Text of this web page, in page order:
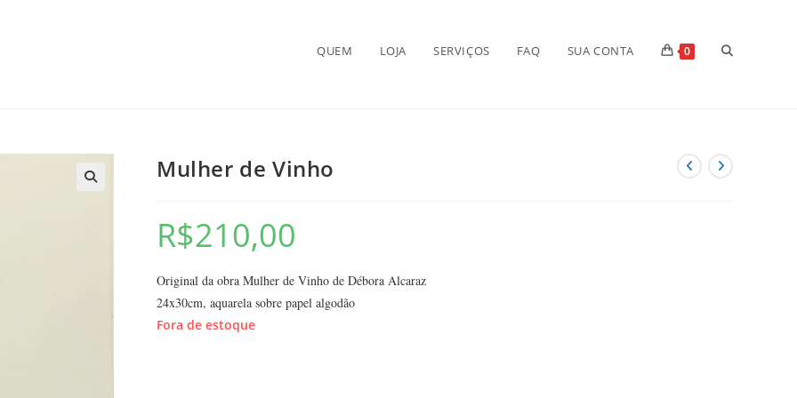
QUEM LOJA SERVIÇOS FAQ SUA CONTA 0 Alternar
Mulher de Vinho
R$210,00
Original da obra Mulher de Vinho de Débora Alcaraz
24x30cm, aquarela sobre papel algodão
Fora de estoque